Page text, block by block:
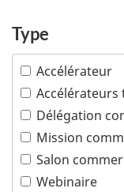
Services
Technologies
Technologies
Technologies
Tourisme
Transports
Peuples
Propriété
PTPGP –
global et
Type
Accélérateur
Accélérateurs
Délégation
Mission
Salon
Webinaire